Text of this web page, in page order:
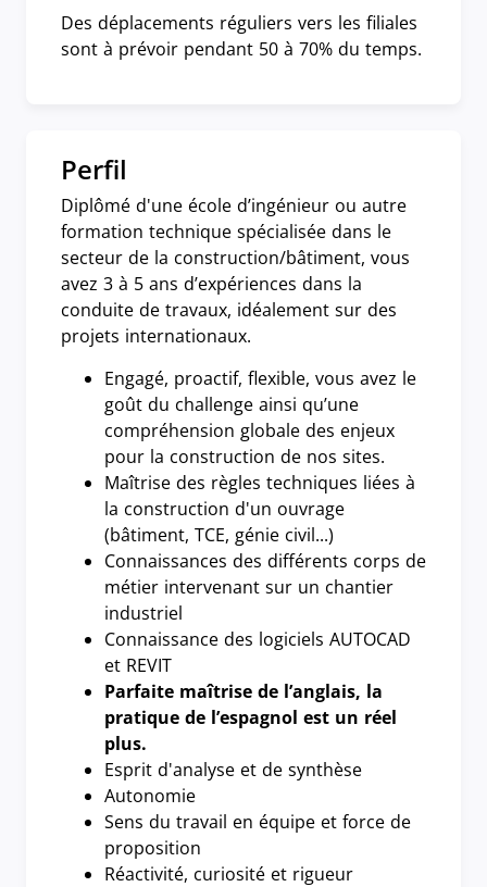
Des déplacements réguliers vers les filiales
sont à prévoir pendant 50 à 70% du temps.
Perfil
Diplômé d'une école d’ingénieur ou autre
formation technique spécialisée dans le
secteur de la construction/bâtiment, vous
avez 3 à 5 ans d’expériences dans la
conduite de travaux, idéalement sur des
projets internationaux.
Engagé, proactif, flexible, vous avez le
goût du challenge ainsi qu’une
compréhension globale des enjeux
pour la construction de nos sites.
Maîtrise des règles techniques liées à
la construction d'un ouvrage
(bâtiment, TCE, génie civil...)
Connaissances des différents corps de
métier intervenant sur un chantier
industriel
Connaissance des logiciels AUTOCAD
et REVIT
Parfaite maîtrise de l’anglais, la
pratique de l’espagnol est un réel
plus.
Esprit d'analyse et de synthèse
Autonomie
Sens du travail en équipe et force de
proposition
Réactivité, curiosité et rigueur